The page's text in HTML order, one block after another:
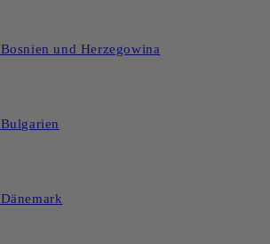
Bosnien und Herzegowina
Bulgarien
Dänemark